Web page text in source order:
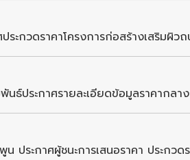
ะกวดราคาโครงการก่อสร้างเสริมผิว
ธ์ประกาศรายละเอียดข้อมูลราคากลา
ประกาศผู้ชนะการเสนอราคา ประกวด